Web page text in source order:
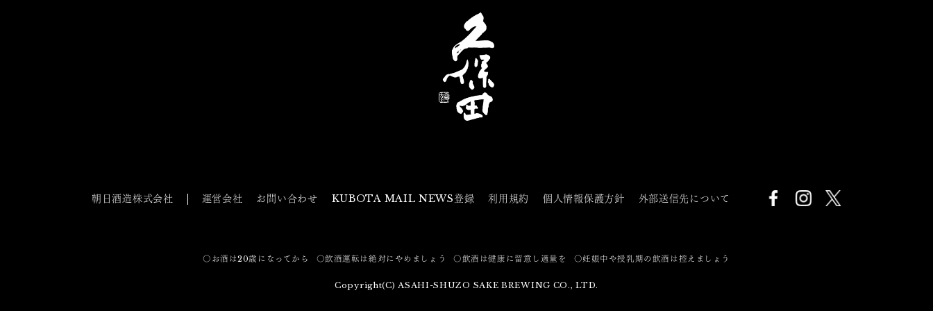
朝日酒造株式会社 運営会社 お問い合わせ KUBOTA MAIL NEWS登録 利用規約 個人情報保護方針 外部送信先について
〇お酒は20歳になってから 〇飲酒運転は絶対にやめましょう 〇飲酒は健康に留意し適量を 〇妊娠中や授乳期の飲酒は控えましょう
Copyright(C) ASAHI-SHUZO SAKE BREWING CO., LTD.